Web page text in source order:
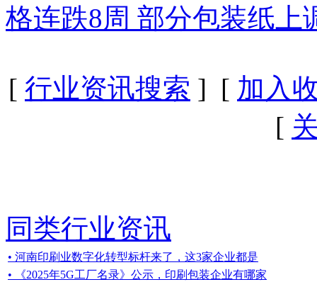
格连跌8周 部分包装纸上
[ 行业资讯搜索 ] [ 加入
[
同类行业资讯
• 河南印刷业数字化转型标杆来了，这3家企业都是
• 《2025年5G工厂名录》公示，印刷包装企业有哪家